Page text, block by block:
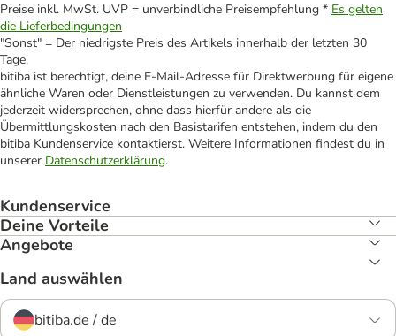
Preise inkl. MwSt. UVP = unverbindliche Preisempfehlung * Es gelten
die Lieferbedingungen
"Sonst" = Der niedrigste Preis des Artikels innerhalb der letzten 30
Tage.
bitiba ist berechtigt, deine E-Mail-Adresse für Direktwerbung für eigene
ähnliche Waren oder Dienstleistungen zu verwenden. Du kannst dem
jederzeit widersprechen, ohne dass hierfür andere als die
Übermittlungskosten nach den Basistarifen entstehen, indem du den
bitiba Kundenservice kontaktierst. Weitere Informationen findest du in
unserer Datenschutzerklärung.
Kundenservice
Deine Vorteile
Angebote
Land auswählen
bitiba.de / de